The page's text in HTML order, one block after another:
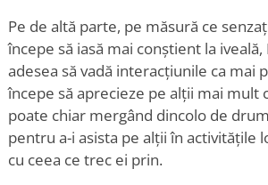
Pe de altă parte, pe măsură ce
începe să iasă mai conștient la iveală,
adesea să vadă interacțiunile ca mai
începe să aprecieze pe alții mai mult
poate chiar mergând dincolo de
pentru a-i asista pe alții în activitățile
cu ceea ce trec ei prin.